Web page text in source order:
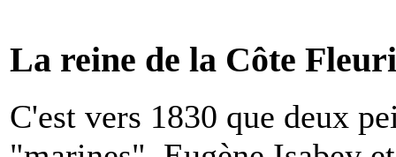
La reine de la Côte
C'est vers 1830 que deux